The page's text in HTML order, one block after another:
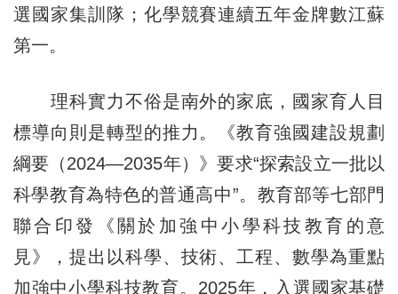
選國家集訓隊；化學競賽連續五年金牌數江蘇
第一。
理科實力不俗是南外的家底，國家育人目
標導向則是轉型的推力。《教育強國建設規劃
綱要（2024—2035年）》要求“探索設立一批以
科學教育為特色的普通高中”。教育部等七部門
聯合印發《關於加強中小學科技教育的意
見》，提出以科學、技術、工程、數學為重點
加強中小學科技教育。2025年，入選國家基礎